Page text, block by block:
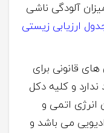
آلودگی ناشی
ارزیابی زیستی
قانونی برای
و کلیه دکل
اتمی و
می باشد و